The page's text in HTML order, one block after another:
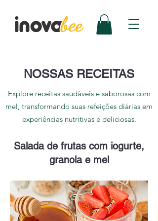
NOSSAS RECEITAS
Explore receitas saudáveis e saborosas com
mel, transformando suas refeições diárias em
experiências nutritivas e deliciosas.
Salada de frutas com iogurte,
granola e mel